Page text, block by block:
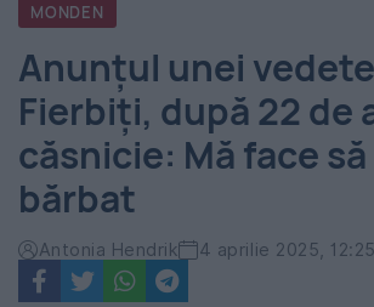
România
-
Evenimentul
Zilei
MONDEN
Anunțul unei
Fierbiți, după 22 de
căsnicie: Mă face
bărbat
Antonia Hendrik 4 aprilie 2025, 12:25